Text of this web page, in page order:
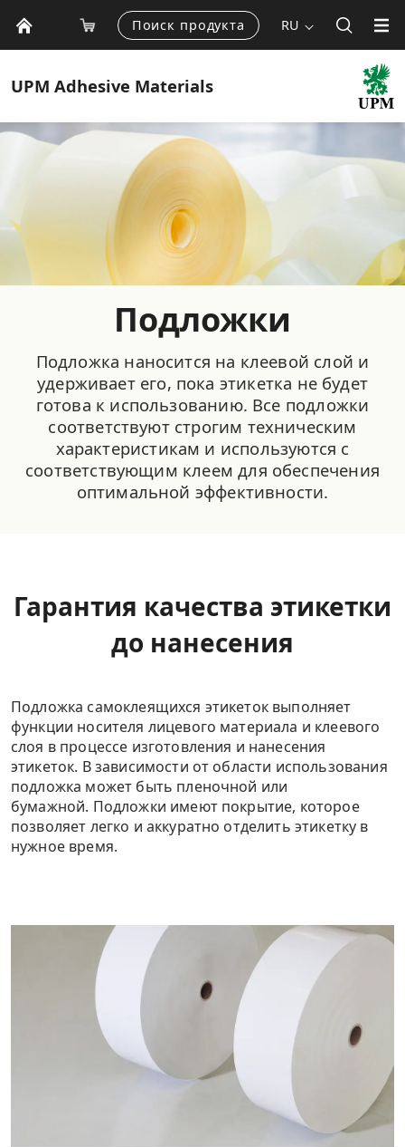
Поиск продукта RU
UPM Adhesive Materials
Подложки
Подложка наносится на клеевой слой и
удерживает его, пока этикетка не будет
готова к использованию. Все подложки
соответствуют строгим техническим
характеристикам и используются с
соответствующим клеем для обеспечения
оптимальной эффективности.
Гарантия качества этикетки
до нанесения
Подложка самоклеящихся этикеток выполняет
функции носителя лицевого материала и клеевого
слоя в процессе изготовления и нанесения
этикеток. В зависимости от области использования
подложка может быть пленочной или
бумажной. Подложки имеют покрытие, которое
позволяет легко и аккуратно отделить этикетку в
нужное время.